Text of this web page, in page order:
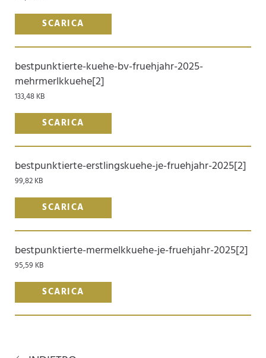
SCARICA
bestpunktierte-kuehe-bv-fruehjahr-2025-
mehrmerlkkuehe[2]
133,48 KB
SCARICA
bestpunktierte-erstlingskuehe-je-fruehjahr-2025[2]
99,82 KB
SCARICA
bestpunktierte-mermelkkuehe-je-fruehjahr-2025[2]
95,59 KB
SCARICA